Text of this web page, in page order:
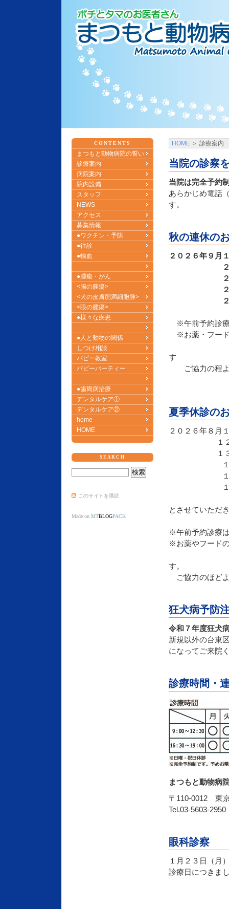
HOME ＞ 診療案内
当院の診察
当院は完全予約
あらかじめ電話
す。
秋の連休の
２０２６年９月
２０日
２１日（
２２日（
２３日（
※午前予約診療
※お薬・フー
す
ご協力の程よ
夏季休診の
２０２６年８月
１２日（
１３日（木
１４日（
１５日（
１６日
とさせていただ
※午前予約診療
※お薬やフード
す。
ご協力のほど
狂犬病予防
令和７年度狂犬
新規以外の台東
になってご来院
診療時間・
まつもと動物病
〒110-0012 東
Tel.03-5603-
眼科診察
１月２３日（月
診療日につきま
CONTENTS
まつもと動物病院の誓い
診療案内
病院案内
院内設備
スタッフ
NEWS
アクセス
募集情報
●ワクチン・予防
●往診
●輸血
●腫瘍・がん
<腸の腫瘍>
<犬の皮膚肥満細胞腫>
<眼の腫瘍>
●様々な疾患
●人と動物の関係
しつけ相談
パピー教室
パピーパーティー
●歯周病治療
デンタルケア①
デンタルケア②
home
HOME
SEARCH
このサイトを購読
Made on MTBLOGPACK